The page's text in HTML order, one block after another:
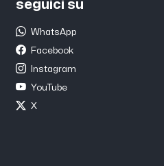
seguici su
WhatsApp
Facebook
Instagram
YouTube
X